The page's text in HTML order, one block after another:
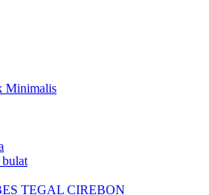
Minimalis
bulat
TEGAL CIREBON